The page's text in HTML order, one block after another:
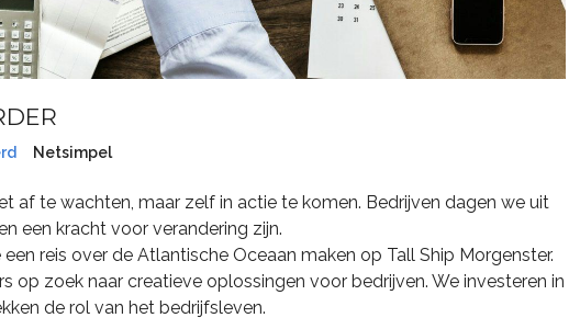
Netsimpel
af te wachten, maar zelf in actie te komen. Bedrijven dagen we uit
een kracht voor verandering zijn.
reis over de Atlantische Oceaan maken op Tall Ship Morgenster.
op zoek naar creatieve oplossingen voor bedrijven. We investeren in
de rol van het bedrijfsleven.